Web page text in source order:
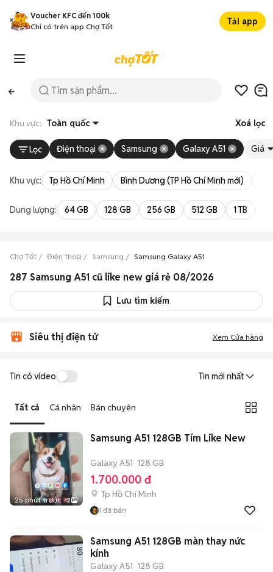
Voucher KFC đến 100k
Chỉ có trên app Chợ Tốt
Tải app
Khu vực: Toàn quốc Xoá lọc
Lọc Điện thoại Samsung Galaxy A51 Giá
Khu vực: Tp Hồ Chí Minh Bình Dương (TP Hồ Chí Minh mới)
Dung lượng: 64 GB 128 GB 256 GB 512 GB 1 TB
Chợ Tốt Điện thoại Samsung Samsung Galaxy A51
287 Samsung A51 cũ like new giá rẻ 08/2026
Lưu tìm kiếm
Siêu thị điện tử Xem Cửa hàng
Tin có video Tin mới nhất
Tất cả Cá nhân Bán chuyên
25 phút trước 2
Samsung A51 128GB Tím Like New
Galaxy A51 128 GB
1.700.000 đ
Tp Hồ Chí Minh
1 đã bán
Samsung A51 128GB màn thay nức
kính
Galaxy A51 128 GB